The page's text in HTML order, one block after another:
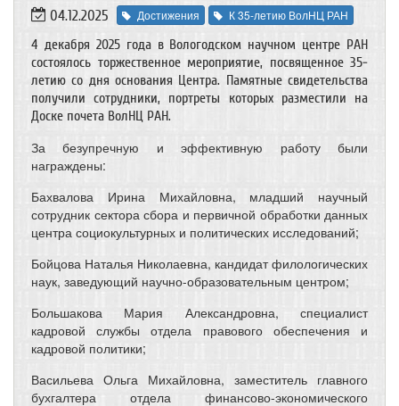
04.12.2025 Достижения К 35-летию ВолНЦ РАН
4 декабря 2025 года в Вологодском научном центре РАН
состоялось торжественное мероприятие, посвященное 35-
летию со дня основания Центра. Памятные свидетельства
получили сотрудники, портреты которых разместили на
Доске почета ВолНЦ РАН.
За безупречную и эффективную работу были
награждены:
Бахвалова Ирина Михайловна, младший научный
сотрудник сектора сбора и первичной обработки данных
центра социокультурных и политических исследований;
Бойцова Наталья Николаевна, кандидат филологических
наук, заведующий научно-образовательным центром;
Большакова Мария Александровна, специалист
кадровой службы отдела правового обеспечения и
кадровой политики;
Васильева Ольга Михайловна, заместитель главного
бухгалтера отдела финансово-экономического